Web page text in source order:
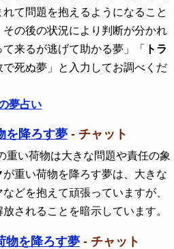
て問題を抱えるようになること
の後の状況により判断が分かれ
て来るが逃げて助かる夢」「
トラ
死ぬ夢」と入力してお調べくだ
夢占い
を降ろす夢- チャット
重い荷物は大きな問題や責任の象
が重い荷物を降ろす夢は、大きな
どを抱えて頑張っていますが、
されることを暗示しています。
物を降ろす夢- チャット